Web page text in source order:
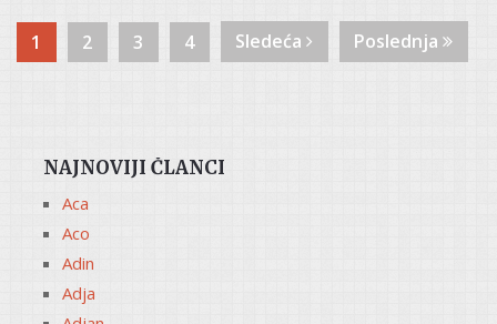
1 2 3 4 Sledeća Poslednja
NAJNOVIJI ČLANCI
Aca
Aco
Adin
Adja